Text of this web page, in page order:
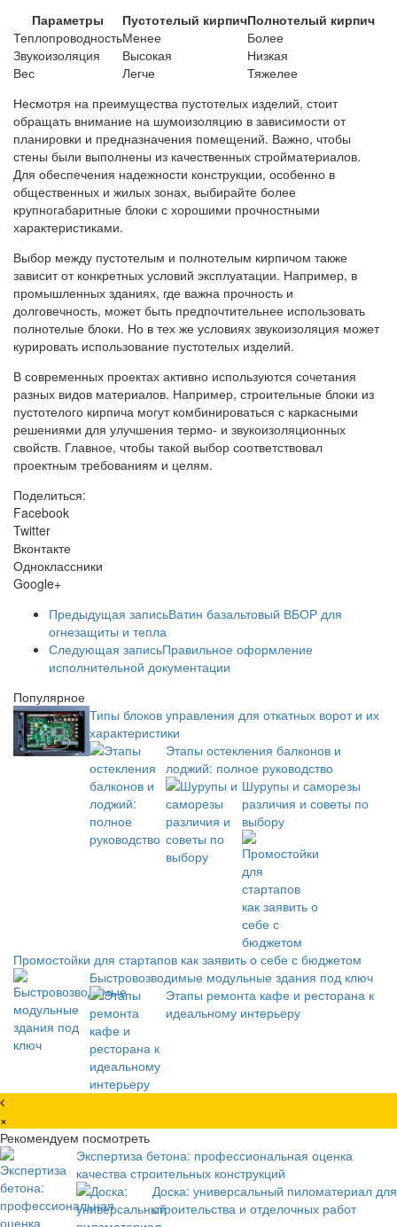
Параметры
Пустотелый кирпичПолнотелый кирпич
ТеплопроводностьМенее
Более
Звукоизоляция
Высокая
Низкая
Вес
Легче
Тяжелее
Несмотря на преимущества пустотелых изделий, стоит
обращать внимание на шумоизоляцию в зависимости от
планировки и предназначения помещений. Важно, чтобы
стены были выполнены из качественных стройматериалов.
Для обеспечения надежности конструкции, особенно в
общественных и жилых зонах, выбирайте более
крупногабаритные блоки с хорошими прочностными
характеристиками.
Выбор между пустотелым и полнотелым кирпичом также
зависит от конкретных условий эксплуатации. Например, в
промышленных зданиях, где важна прочность и
долговечность, может быть предпочтительнее использовать
полнотелые блоки. Но в тех же условиях звукоизоляция может
курировать использование пустотелых изделий.
В современных проектах активно используются сочетания
разных видов материалов. Например, строительные блоки из
пустотелого кирпича могут комбинироваться с каркасными
решениями для улучшения термо- и звукоизоляционных
свойств. Главное, чтобы такой выбор соответствовал
проектным требованиям и целям.
Поделиться:
Facebook
Twitter
Вконтакте
Одноклассники
Google+
Предыдущая записьВатин базальтовый ВБОР для
огнезащиты и тепла
Следующая записьПравильное оформление
исполнительной документации
Популярное
Типы блоков управления для откатных ворот и их
характеристики
Этапы остекления балконов и
лоджий: полное руководство
Шурупы и саморезы
различия и советы по
выбору
Промостойки для стартапов как заявить о себе с бюджетом
Быстровозводимые модульные здания под ключ
Этапы ремонта кафе и ресторана к
идеальному интерьеру
×
Рекомендуем посмотреть
Экспертиза бетона: профессиональная оценка
качества строительных конструкций
Доска: универсальный пиломатериал для
строительства и отделочных работ